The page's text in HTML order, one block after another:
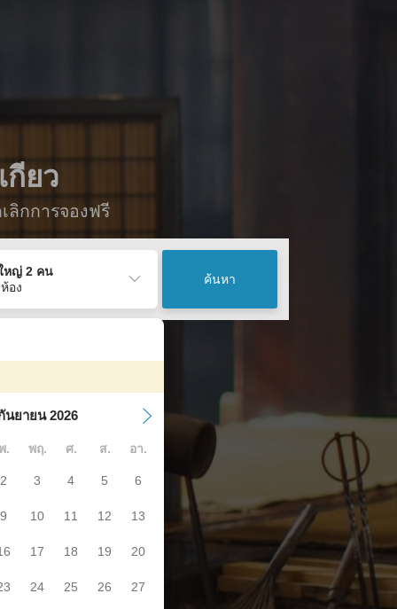
กียว
ลิกการจองฟรี
หญ่ 2 คน
อง
ค้นหา
นยายน 2026
. พฤ. ศ. ส. อา.
2 3 4 5 6
9 10 11 12 13
17 18 19 20
24 25 26 27